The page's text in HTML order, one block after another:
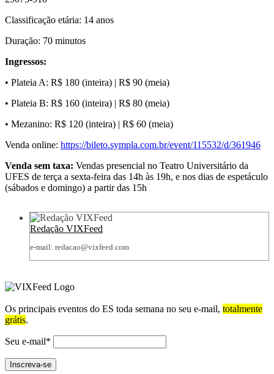
Classificação etária: 14 anos
Duração: 70 minutos
Ingressos:
• Plateia A: R$ 180 (inteira) | R$ 90 (meia)
• Plateia B: R$ 160 (inteira) | R$ 80 (meia)
• Mezanino: R$ 120 (inteira) | R$ 60 (meia)
Venda online: https://bileto.sympla.com.br/event/115532/d/361946
Venda sem taxa: Vendas presencial no Teatro Universitário da
UFES de terça a sexta-feira das 14h às 19h, e nos dias de espetáculo
(sábados e domingo) a partir das 15h
Redação VIXFeed
e-mail: redacao@vixfeed.com
Os principais eventos do ES toda semana no seu e-mail, totalmente
grátis.
Seu e-mail*